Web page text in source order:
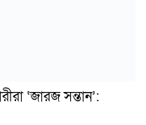
‘জারজ সন্তান’: